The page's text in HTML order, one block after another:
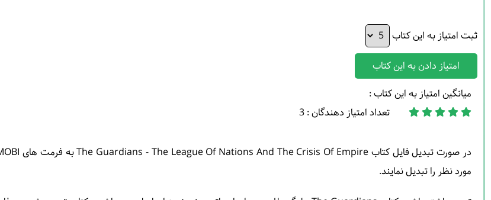
ثبت امتیاز به این کتاب
امتیاز دادن به این کتاب
میانگین امتیاز به این کتاب :
تعداد امتیاز دهندگان : 3
مورد نظر را تبدیل نمایند.